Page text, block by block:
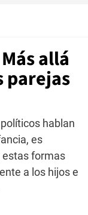
allá
parejas
hablan
es
formas
a los hijos e